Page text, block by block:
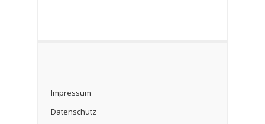
Impressum
Datenschutz